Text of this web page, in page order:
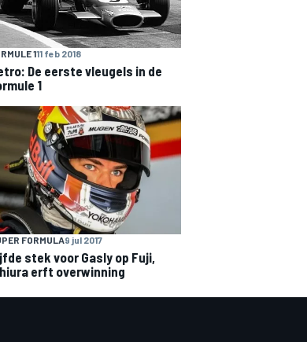
111 feb 2018
De eerste vleugels in de
1
FORMULA9 jul 2017
stek voor Gasly op Fuji,
erft overwinning